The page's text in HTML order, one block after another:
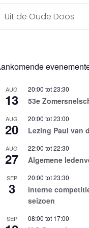
Uit de Oude Doos
AUG
13
20:00 tot23:30
53e
AUG
20
20:00 tot23:00
Lezing Paul van
AUG
27
22:00 tot22:30
Algemene
SEP
3
20:00 tot23:30
interne
seizoen
SEP 08:00 tot 17:00